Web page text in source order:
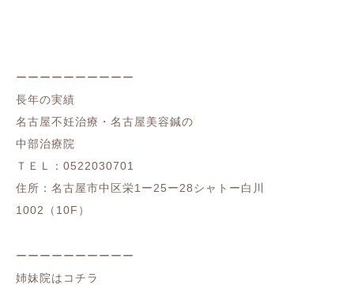
ーーーーーーーーーー
長年の実績
名古屋不妊治療・名古屋美容鍼の
中部治療院
ＴＥＬ：0522030701
住所：名古屋市中区栄1ー25ー28シャトー白川
1002（10F）
ーーーーーーーーーー
姉妹院はコチラ